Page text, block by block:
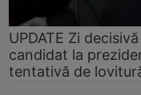
UPDATE Zi
candidat la
tentativă de